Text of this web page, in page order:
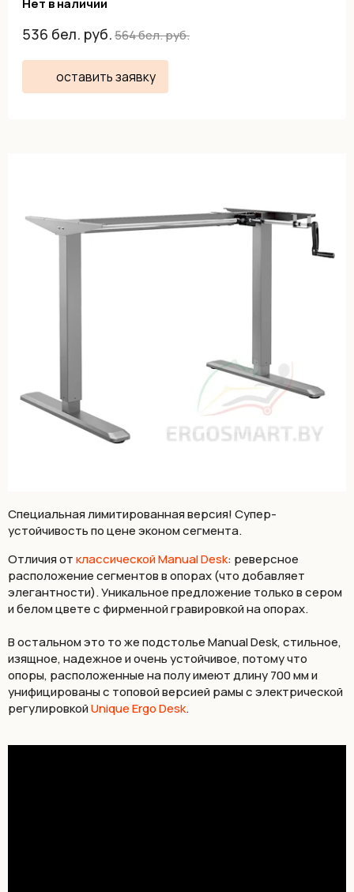
Нет в наличии
536 бел. руб.564бел. руб.
оставить заявку
Специальная лимитированная версия! Супер-
устойчивость по цене эконом сегмента.
Отличия отклассической Manual Desk: реверсное
расположение сегментов в опорах (что добавляет
элегантности). Уникальное предложение только в сером
и белом цвете с фирменной гравировкой на опорах.
В остальном это то же подстолье Manual Desk, стильное,
изящное, надежное и очень устойчивое, потому что
опоры, расположенные на полу имеют длину 700 мм и
унифицированы с топовой версией рамы с электрической
регулировкойUnique Ergo Desk.